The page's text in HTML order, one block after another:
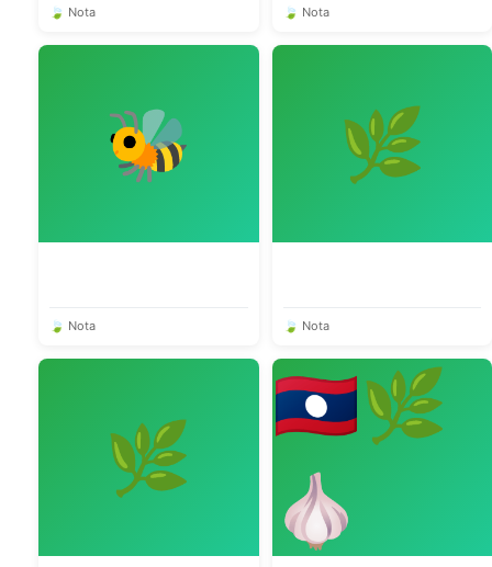
🍃 Nota 🍃 Nota
🐝
🍃 Nota
🌿
🍃 Nota
🌿
🇱🇦🌿
🧄